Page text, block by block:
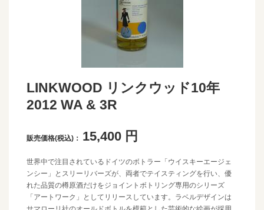
LINKWOOD リンクウッド10年
2012 WA & 3R
販売価格(税込)： 15,400 円
世界中で注目されているドイツのボトラー「ウイスキーエージェ
ンシー」とスリーリバーズが、両者でテイスティングを行い、優
れた品質の樽原酒だけをジョイントボトリング専用のシリーズ
「アートワーク」としてリリースしています。ラベルデザインは